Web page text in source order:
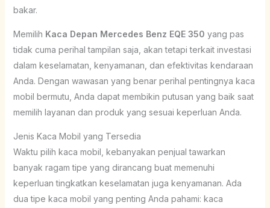
bakar.
Memilih Kaca Depan Mercedes Benz EQE 350 yang pas
tidak cuma perihal tampilan saja, akan tetapi terkait investasi
dalam keselamatan, kenyamanan, dan efektivitas kendaraan
Anda. Dengan wawasan yang benar perihal pentingnya kaca
mobil bermutu, Anda dapat membikin putusan yang baik saat
memilih layanan dan produk yang sesuai keperluan Anda.
Jenis Kaca Mobil yang Tersedia
Waktu pilih kaca mobil, kebanyakan penjual tawarkan
banyak ragam tipe yang dirancang buat memenuhi
keperluan tingkatkan keselamatan juga kenyamanan. Ada
dua tipe kaca mobil yang penting Anda pahami: kaca